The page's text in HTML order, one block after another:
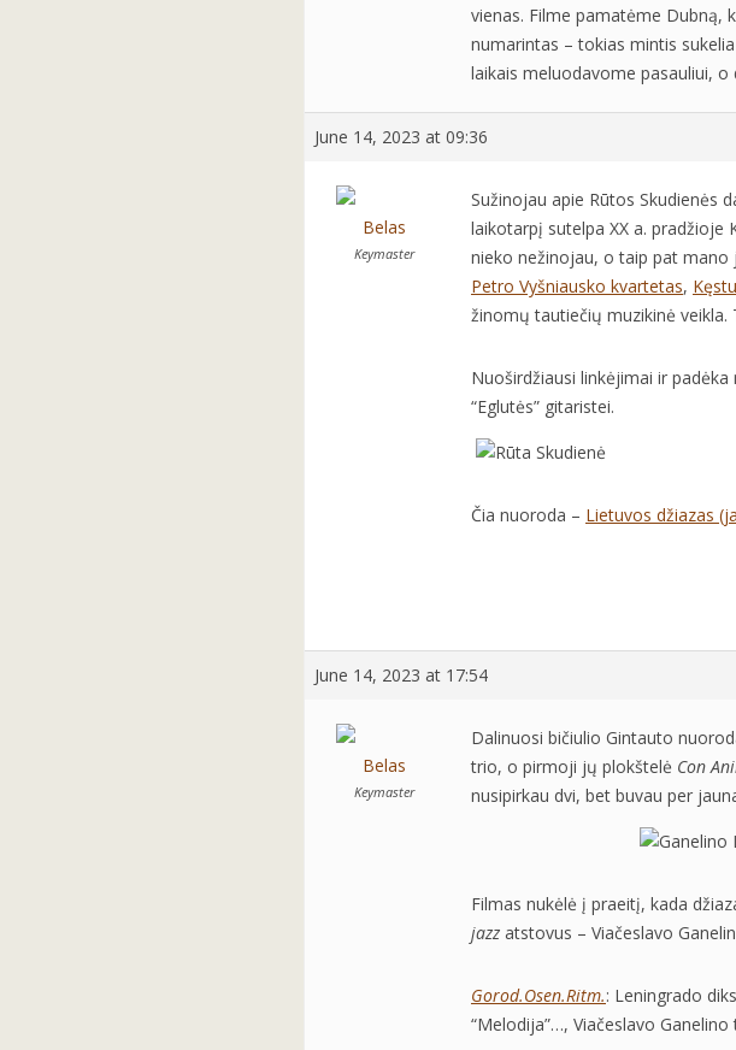
vienas. Filme pamatėme Dubną,
numarintas – tokias mintis
laikais meluodavome pasauliui, o
June 14, 2023 at 09:36
Belas
Keymaster
Sužinojau apie Rūtos Skudienės
laikotarpį sutelpa XX a. pradžioje
nieko nežinojau, o taip pat mano
Petro Vyšniausko kvartetas,
žinomų tautiečių muzikinė
Nuoširdžiausi linkėjimai ir
“Eglutės” gitaristei.
Čia nuoroda – Lietuvos džiazas
June 14, 2023 at 17:54
Belas
Keymaster
Dalinuosi bičiulio Gintauto
trio, o pirmoji jų plokštelė Con
nusipirkau dvi, bet buvau per
Filmas nukėlė į praeitį, kada
jazz atstovus – Viačeslavo
Gorod.Osen.Ritm.: Leningrado
“Melodija”…, Viačeslavo